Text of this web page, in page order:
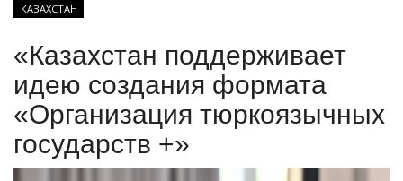
ПАВЛОДАРСКАЯ ОБЛАСТЬ
КАЗАХСТАН
МИР
КАЗАХСТАН
«Казахстан поддерживает
идею создания формата
«Организация тюркоязычных
государств +»